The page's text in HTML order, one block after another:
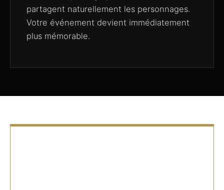
partagent naturellement les personnages.
Votre événement devient immédiatement
plus mémorable.